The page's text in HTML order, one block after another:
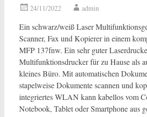
24/11/2022 admin
Ein schwarz/weiß Laser
Scanner, Fax und Kopierer in einem
MFP 137fnw. Ein sehr guter
Multifunktionsdrucker für zu Hause als
kleines Büro. Mit automatischen
stapelweise Dokumente scannen und
integriertes WLAN kann kabellos vom
Notebook, Tablet oder Smartphone aus